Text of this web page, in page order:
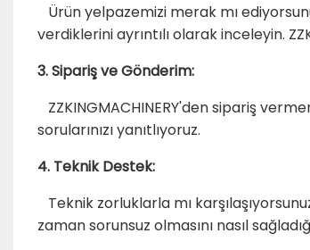
Ürün yelpazemizi merak mı
verdiklerini ayrıntılı olarak inceleyin.
3. Sipariş ve Gönderim:
ZZKINGMACHINERY'den sipariş
sorularınızı yanıtlıyoruz.
4. Teknik Destek:
Teknik zorluklarla mı
zaman sorunsuz olmasını nasıl